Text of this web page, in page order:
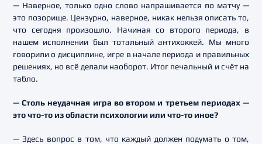
— Наверное, только одно слово напрашивается по матчу —
это позорище. Цензурно, наверное, никак нельзя описать то,
что сегодня произошло. Начиная со второго периода, в
нашем исполнении был тотальный антихоккей. Мы много
говорили о дисциплине, игре в начале периода и правильных
решениях, но всё делали наоборот. Итог печальный и счёт на
табло.
— Столь неудачная игра во втором и третьем периодах —
это что-то из области психологии или что-то иное?
— Здесь вопрос в том, что каждый должен подумать о том,